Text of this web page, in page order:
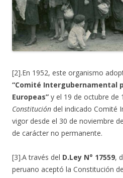
[2].En 1952, este organismo
“Comité Intergubernamental
Europeas” y el 19 de octubre de
Constitución del indicado Comité
vigor desde el 30 de noviembre
de carácter no permanente.
[3].A través del D.Ley N° 17559,
peruano aceptó la Constitución